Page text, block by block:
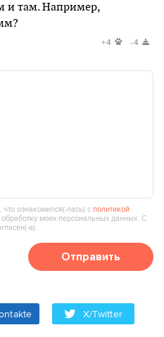
и там. Например,
+4 -4
ознакомился(‑лась) сполитикой
моих персональных данных. С
Отправить
X/Twitter